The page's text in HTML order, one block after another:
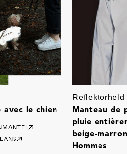
avec le chien
Reflektorheld
Manteau de
pluie
beige-
Hommes